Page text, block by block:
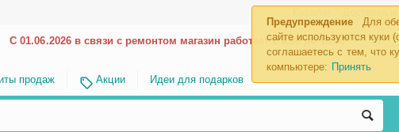
Предупреждение
Для
сайте используются куки
соглашаетесь с тем, что
компьютере: Принять
С 01.06.2026 в связи с ремонтом магазин работает с 9.00 до 18.00
продаж Акции Идеи для подарков